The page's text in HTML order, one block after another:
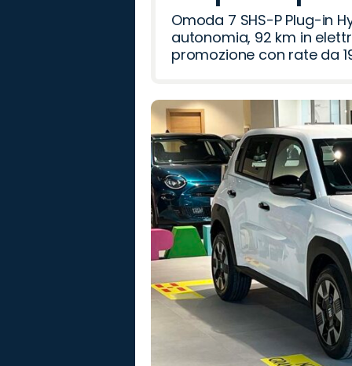
Omoda 7 SHS-P Plug-in
autonomia, 92 km in
promozione con rate da